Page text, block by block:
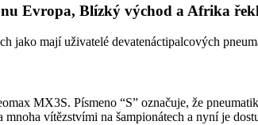
Evropa, Blízký východ a Afrika
jako mají uživatelé devatenáctipalcových
MX3S. Písmeno “S” označuje, že
vítězstvími na šampionátech a nyní je